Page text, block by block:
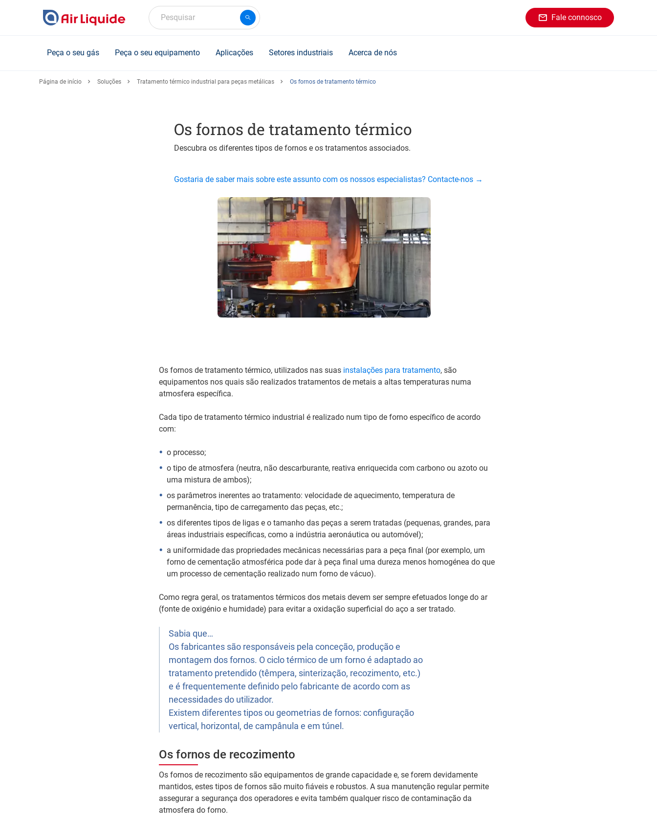
Pesquisar Fale connosco
Peça o seu gás Peça o seu equipamento Aplicações Setores industriais Acerca de nós
Página de início Soluções Tratamento térmico industrial para peças metálicas Os fornos de tratamento térmico
Os fornos de tratamento térmico
Descubra os diferentes tipos de fornos e os tratamentos associados.
Gostaria de saber mais sobre este assunto com os nossos especialistas? Contacte-nos →
Os fornos de tratamento térmico, utilizados nas suas instalações para tratamento, são
equipamentos nos quais são realizados tratamentos de metais a altas temperaturas numa
atmosfera específica.
Cada tipo de tratamento térmico industrial é realizado num tipo de forno específico de acordo
com:
o processo;
o tipo de atmosfera (neutra, não descarburante, reativa enriquecida com carbono ou azoto ou
uma mistura de ambos);
os parâmetros inerentes ao tratamento: velocidade de aquecimento, temperatura de
permanência, tipo de carregamento das peças, etc.;
os diferentes tipos de ligas e o tamanho das peças a serem tratadas (pequenas, grandes, para
áreas industriais específicas, como a indústria aeronáutica ou automóvel);
a uniformidade das propriedades mecânicas necessárias para a peça final (por exemplo, um
forno de cementação atmosférica pode dar à peça final uma dureza menos homogénea do que
um processo de cementação realizado num forno de vácuo).
Como regra geral, os tratamentos térmicos dos metais devem ser sempre efetuados longe do ar
(fonte de oxigénio e humidade) para evitar a oxidação superficial do aço a ser tratado.
Sabia que…
Os fabricantes são responsáveis pela conceção, produção e
montagem dos fornos. O ciclo térmico de um forno é adaptado ao
tratamento pretendido (têmpera, sinterização, recozimento, etc.)
e é frequentemente definido pelo fabricante de acordo com as
necessidades do utilizador.
Existem diferentes tipos ou geometrias de fornos: configuração
vertical, horizontal, de campânula e em túnel.
Os fornos de recozimento
Os fornos de recozimento são equipamentos de grande capacidade e, se forem devidamente
mantidos, estes tipos de fornos são muito fiáveis e robustos. A sua manutenção regular permite
assegurar a segurança dos operadores e evita também qualquer risco de contaminação da
atmosfera do forno.